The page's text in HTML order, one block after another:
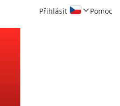
Přihlásit Pomoc